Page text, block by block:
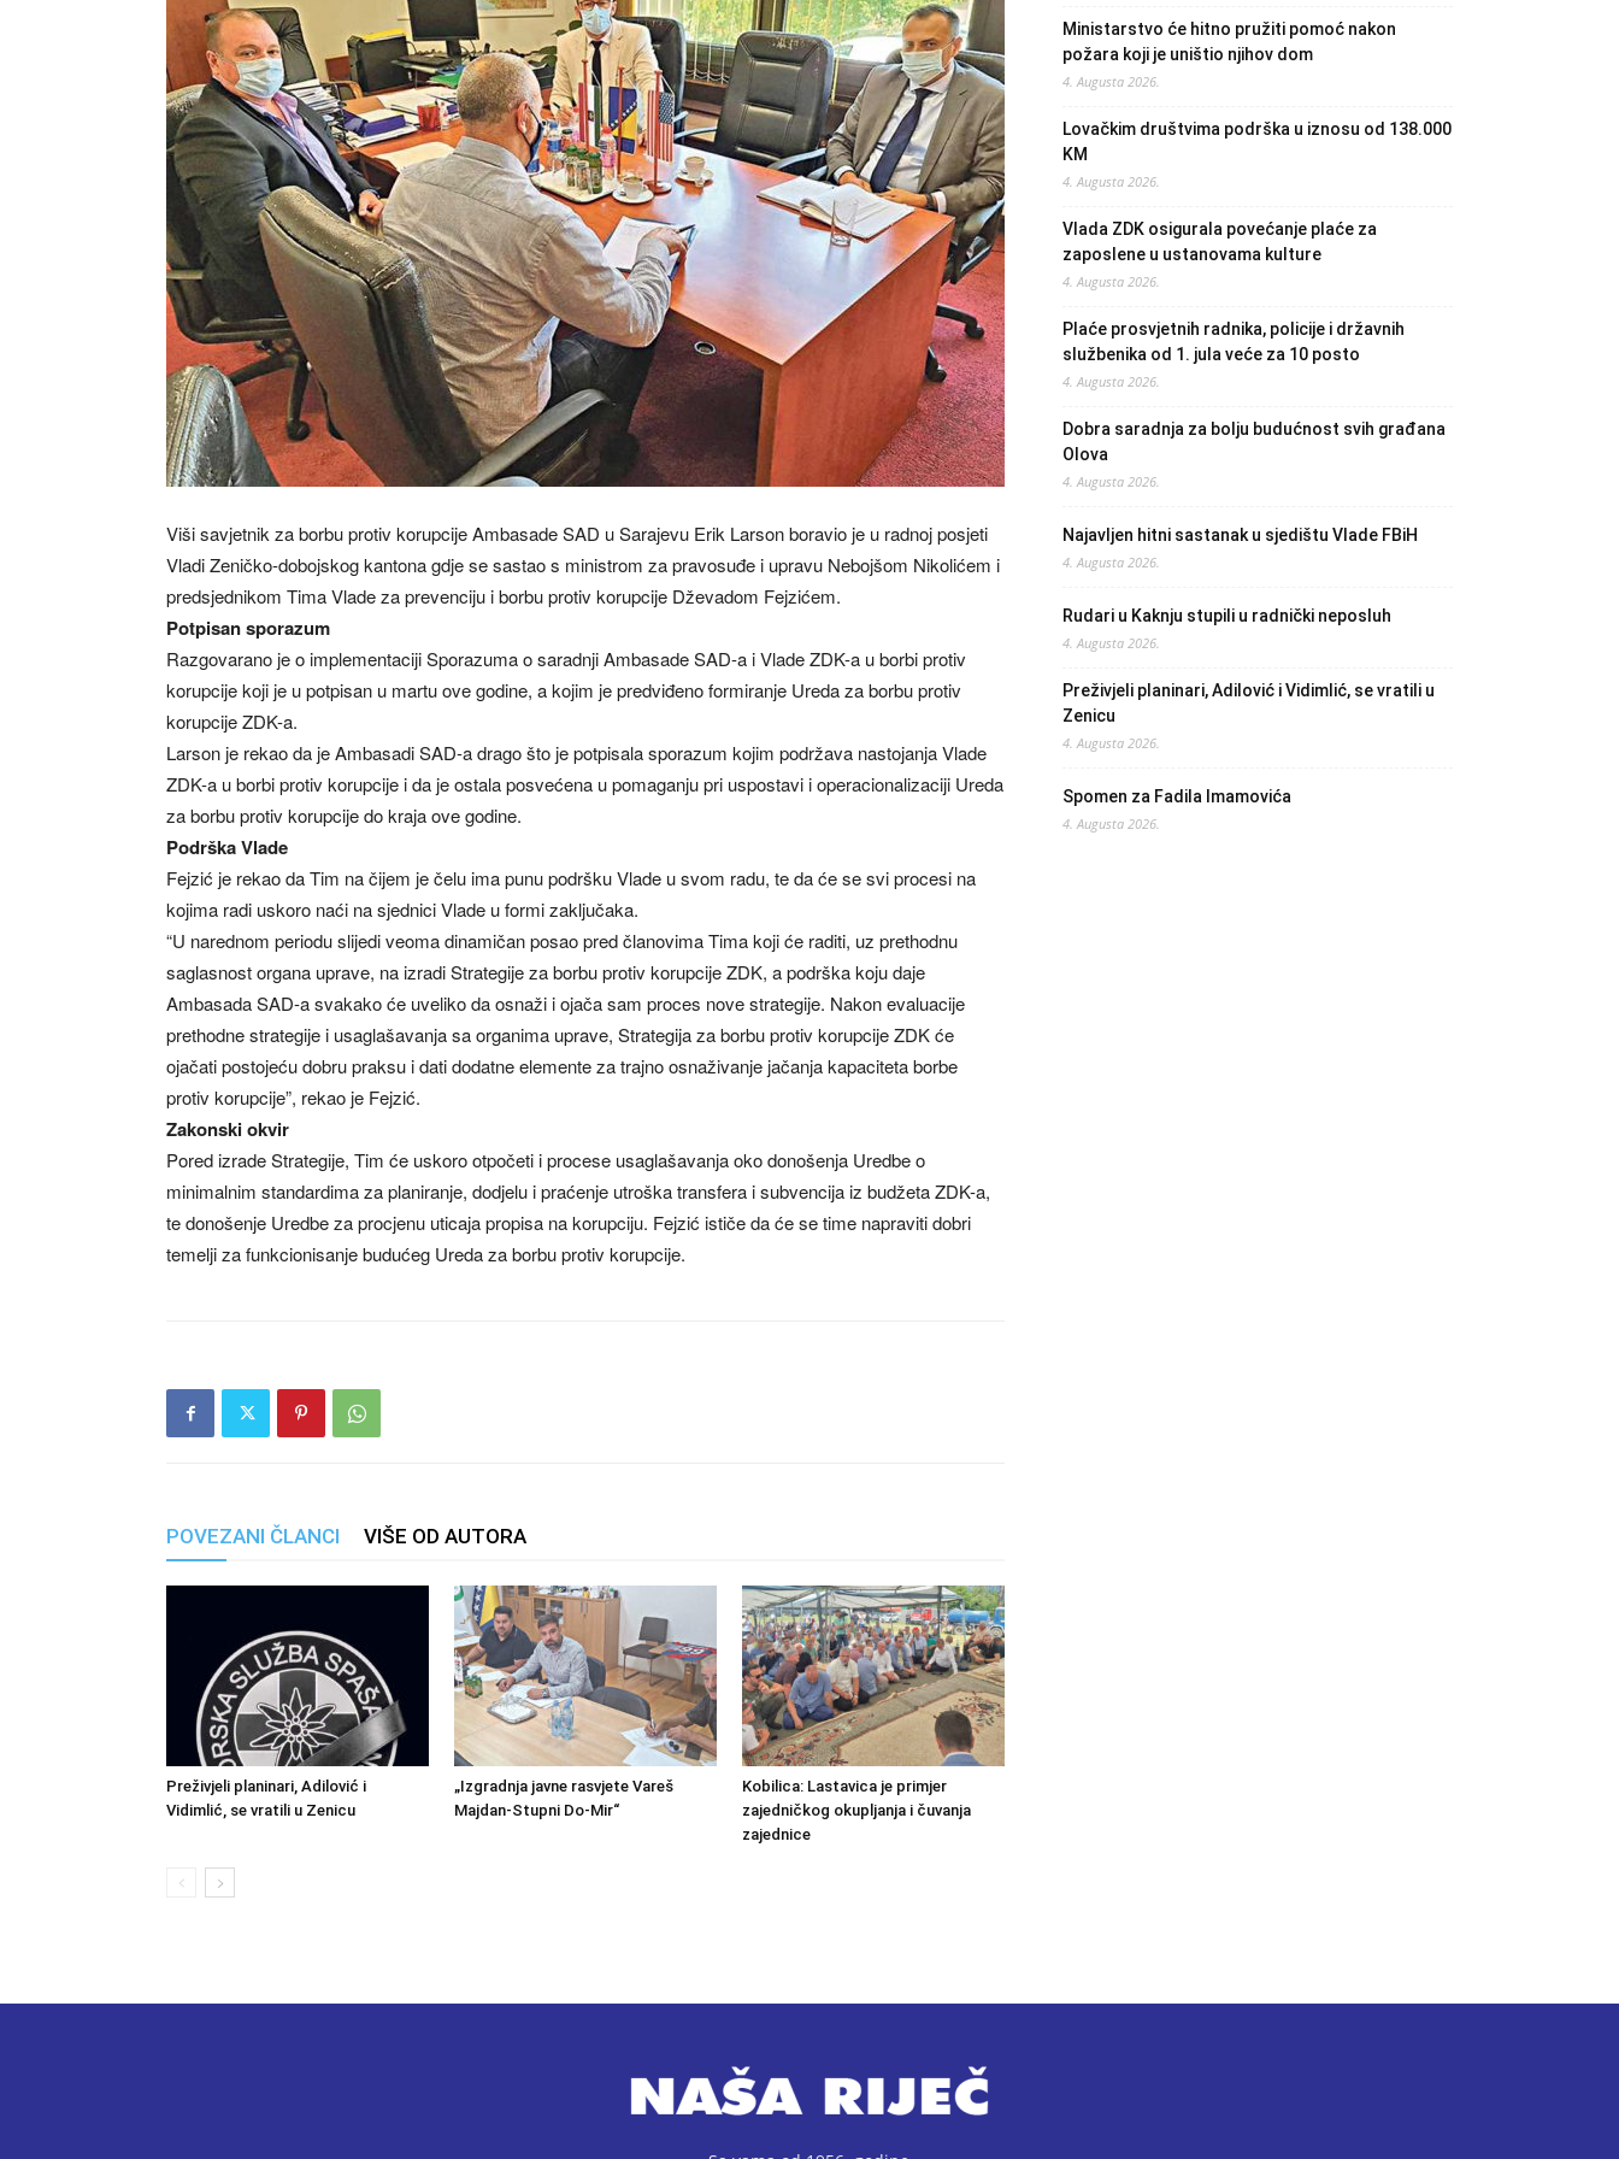
Viši savjetnik za borbu protiv korupcije Ambasade SAD u Sarajevu Erik Larson boravio je u radnoj posjeti
Vladi Zeničko-dobojskog kantona gdje se sastao s ministrom za pravosuđe i upravu Nebojšom Nikolićem i
predsjednikom Tima Vlade za prevenciju i borbu protiv korupcije Dževadom Fejzićem.
Potpisan sporazum
Razgovarano je o implementaciji Sporazuma o saradnji Ambasade SAD-a i Vlade ZDK-a u borbi protiv
korupcije koji je u potpisan u martu ove godine, a kojim je predviđeno formiranje Ureda za borbu protiv
korupcije ZDK-a.
Larson je rekao da je Ambasadi SAD-a drago što je potpisala sporazum kojim podržava nastojanja Vlade
ZDK-a u borbi protiv korupcije i da je ostala posvećena u pomaganju pri uspostavi i operacionalizaciji Ureda
za borbu protiv korupcije do kraja ove godine.
Podrška Vlade
Fejzić je rekao da Tim na čijem je čelu ima punu podršku Vlade u svom radu, te da će se svi procesi na
kojima radi uskoro naći na sjednici Vlade u formi zaključaka.
“U narednom periodu slijedi veoma dinamičan posao pred članovima Tima koji će raditi, uz prethodnu
saglasnost organa uprave, na izradi Strategije za borbu protiv korupcije ZDK, a podrška koju daje
Ambasada SAD-a svakako će uveliko da osnaži i ojača sam proces nove strategije. Nakon evaluacije
prethodne strategije i usaglašavanja sa organima uprave, Strategija za borbu protiv korupcije ZDK će
ojačati postojeću dobru praksu i dati dodatne elemente za trajno osnaživanje jačanja kapaciteta borbe
protiv korupcije”, rekao je Fejzić.
Zakonski okvir
Pored izrade Strategije, Tim će uskoro otpočeti i procese usaglašavanja oko donošenja Uredbe o
minimalnim standardima za planiranje, dodjelu i praćenje utroška transfera i subvencija iz budžeta ZDK-a,
te donošenje Uredbe za procjenu uticaja propisa na korupciju. Fejzić ističe da će se time napraviti dobri
temelji za funkcionisanje budućeg Ureda za borbu protiv korupcije.
POVEZANI ČLANCI VIŠE OD AUTORA
Preživjeli planinari, Adilović i
Vidimlić, se vratili u Zenicu
„Izgradnja javne rasvjete Vareš
Majdan-Stupni Do-Mir“
Kobilica: Lastavica je primjer
zajedničkog okupljanja i čuvanja
zajednice
Ministarstvo će hitno pružiti pomoć nakon
požara koji je uništio njihov dom
4. Augusta 2026.
Lovačkim društvima podrška u iznosu od 138.000
KM
4. Augusta 2026.
Vlada ZDK osigurala povećanje plaće za
zaposlene u ustanovama kulture
4. Augusta 2026.
Plaće prosvjetnih radnika, policije i državnih
službenika od 1. jula veće za 10 posto
4. Augusta 2026.
Dobra saradnja za bolju budućnost svih građana
Olova
4. Augusta 2026.
Najavljen hitni sastanak u sjedištu Vlade FBiH
4. Augusta 2026.
Rudari u Kaknju stupili u radnički neposluh
4. Augusta 2026.
Preživjeli planinari, Adilović i Vidimlić, se vratili u
Zenicu
4. Augusta 2026.
Spomen za Fadila Imamovića
4. Augusta 2026.